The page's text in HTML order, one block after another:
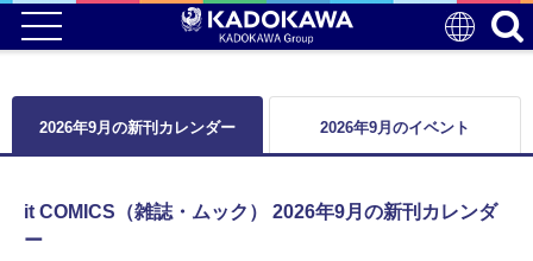
2026年9月の新刊カレンダー 2026年9月のイベント
it COMICS（雑誌・ムック） 2026年9月の新刊カレンダ
ー